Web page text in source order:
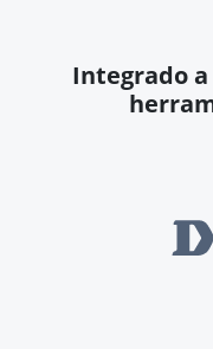
Integrado